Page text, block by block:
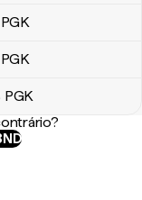
PGK
PGK
PGK